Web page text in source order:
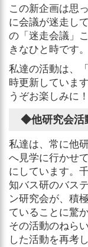
この新企画は思
に会議が迷走し
の「迷走会議」
きなひと時です。
私達の活動は、
時更新していま
うぞお楽しみに！
◆他研究会活
私達は、常に他
へ見学に行かせ
にしています。
知バス研のバス
ン研究会が、積
ていることに驚
その活動のねら
した活動を再考